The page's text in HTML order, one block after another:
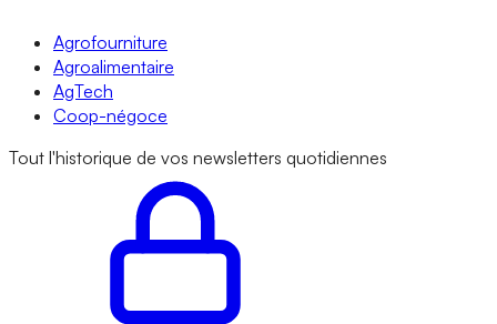
Agrofourniture
Agroalimentaire
AgTech
Coop-négoce
Tout l'historique de vos newsletters quotidiennes